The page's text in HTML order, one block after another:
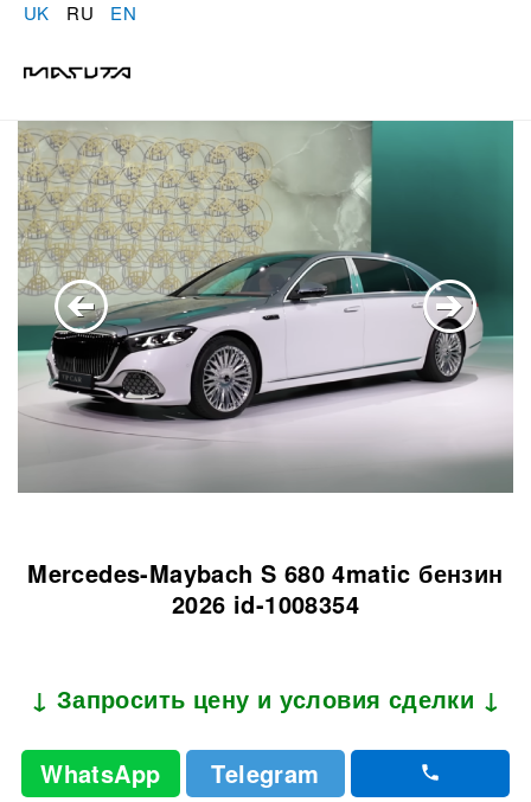
UK RU EN
Mercedes-Maybach S 680 4matic бензин
2026 id-1008354
↓ Запросить цену и условия сделки ↓
WhatsApp Telegram